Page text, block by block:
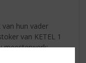
hun vader
van KETEL 1
meesterwerk: